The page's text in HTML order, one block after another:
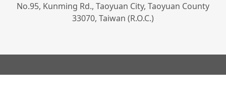
No.95, Kunming Rd., Taoyuan City, Taoyuan County
33070, Taiwan (R.O.C.)